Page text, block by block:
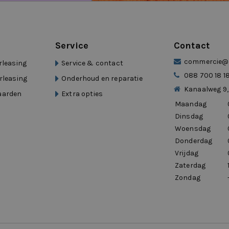
Service
Service & contact
Onderhoud en reparatie
Extra opties
Contact
088 700 18 18
Kanaalweg
Maandag
Dinsdag
Woensdag
Donderdag
Vrijdag
Zaterdag
Zondag